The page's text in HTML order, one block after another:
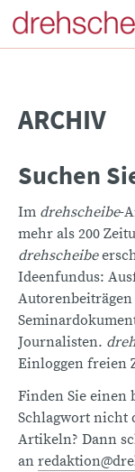
ARCHIV
Suchen
Im drehscheibe-
mehr als 200
drehscheibe
Ideenfundus:
Journalisten.
Einloggen freien
Finden Sie
Schlagwort nicht
Artikeln? Dann
an